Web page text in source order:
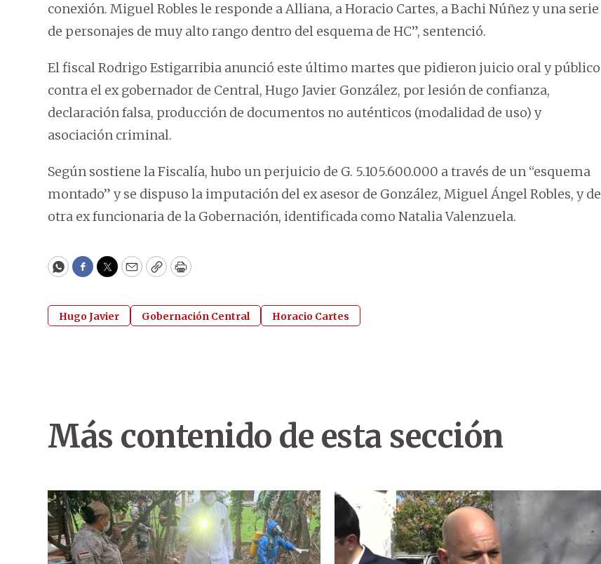
conexión. Miguel Robles le responde a Alliana, a Horacio Cartes, a Bachi Núñez y una serie
de personajes de muy alto rango dentro del esquema de HC”, sentenció.
El fiscal Rodrigo Estigarribia anunció este último martes que pidieron juicio oral y público
contra el ex gobernador de Central, Hugo Javier González, por lesión de confianza,
declaración falsa, producción de documentos no auténticos (modalidad de uso) y
asociación criminal.
Según sostiene la Fiscalía, hubo un perjuicio de G. 5.105.600.000 a través de un “esquema
montado” y se dispuso la imputación del ex asesor de González, Miguel Ángel Robles, y de
otra ex funcionaria de la Gobernación, identificada como Natalia Valenzuela.
WhatsApp
Facebook
Twitter
EmailCopyPrint
Hugo Javier Gobernación Central Horacio Cartes
Más contenido de esta sección